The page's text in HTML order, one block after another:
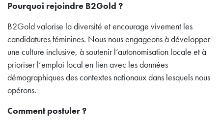
Pourquoi rejoindre B2Gold ?
B2Gold valorise la diversité et encourage vivement les
candidatures féminines. Nous nous engageons à développer
une culture inclusive, à soutenir l’autonomisation locale et à
prioriser l’emploi local en lien avec les données
démographiques des contextes nationaux dans lesquels nous
opérons.
Comment postuler ?